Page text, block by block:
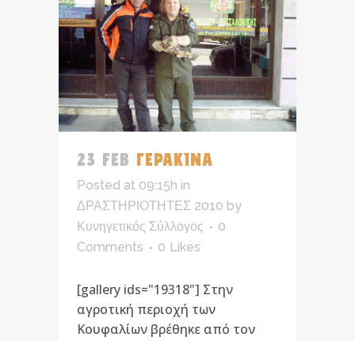
23 FEB ΓΕΡΑΚΙΝΑ
Posted at 09:15h in
ΔΡΑΣΤΗΡΙΟΤΗΤΕΣ 2010 by
Κυνηγετικός Σύλλογος
0
Comments
0 Likes
[gallery ids="19318"] Στην
αγροτική περιοχή των
Κουφαλίων βρέθηκε από τον